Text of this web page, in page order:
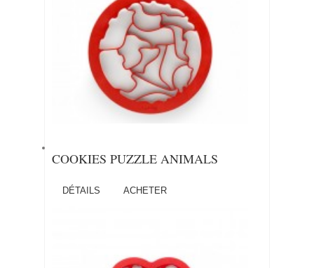
COOKIES PUZZLE ANIMALS
DÉTAILS ACHETER